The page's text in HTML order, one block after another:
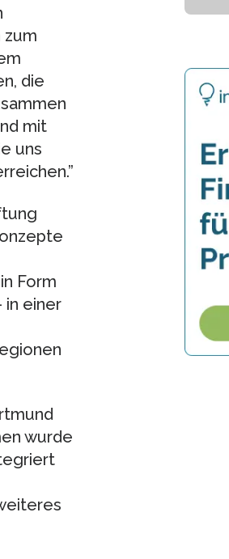
zum
die
mit
uns
Form
in einer
wurde